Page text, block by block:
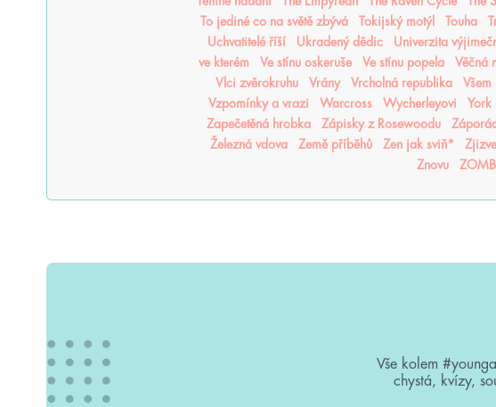
To jediné co na světě zbývá
Tokijský motýl Touha
Uchvatitelé říší
Ukradený dědic Univerzita
ve kterém
Ve stínu oskeruše Ve stínu popela Věčná
Vlci zvěrokruhu
Vrány Vrcholná republika Všem
Vzpomínky a vrazi
Warcross Wycherleyovi York
Zapečetěná hrobka
Zápisky z Rosewoodu
Železná vdova
Země příběhů Zen jak sviň*
Znovu
ZOMB
Vše kolem
chystá, kvízy,